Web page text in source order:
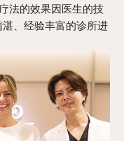
法的效果因医生的技
、经验丰富的诊所进